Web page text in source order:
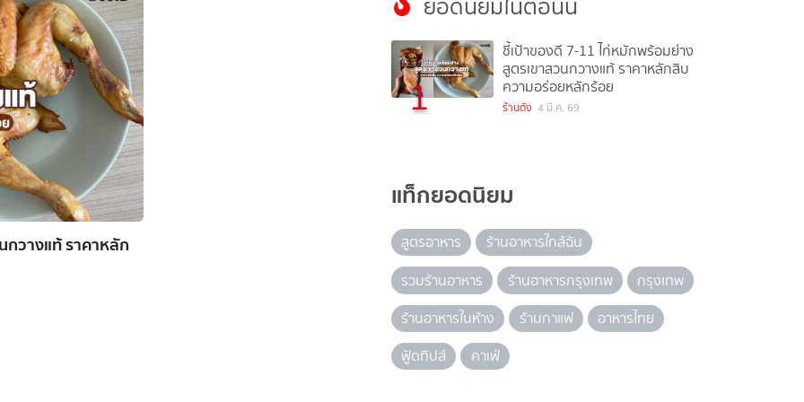
กวางแท้ ราคาหลัก
ยอดนิยมในตอนนี้
1
ชี้เป้าของดี 7-11 ไก่หมักพร้อมย่าง
สูตรเขาสวนกวางแท้ ราคาหลักสิบ
ความอร่อยหลักร้อย
ร้านดัง 4 มี.ค. 69
แท็กยอดนิยม
สูตรอาหาร
ร้านอาหารใกล้ฉัน
รวมร้านอาหาร
ร้านอาหารกรุงเทพ
กรุงเทพ
ร้านอาหารในห้าง
ร้านกาแฟ
อาหารไทย
ฟู้ดทิปส์
คาเฟ่